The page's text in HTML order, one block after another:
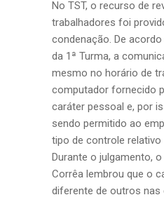
No TST, o recurso de
trabalhadores foi
condenação. De
da 1ª Turma, a
mesmo no horário de
computador fornecido
caráter pessoal e, por
sendo permitido ao
tipo de controle
Durante o julgamento,
Corrêa lembrou que o
diferente de outros nas